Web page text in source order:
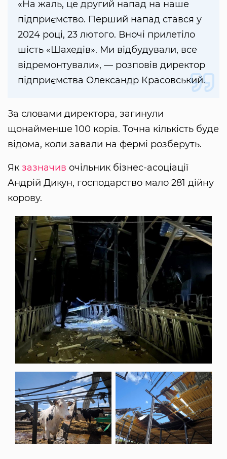
«На жаль, це другий напад на наше
підприємство. Перший напад стався у
2024 році, 23 лютого. Вночі прилетіло
шість «Шахедів». Ми відбудували, все
відремонтували», — розповів директор
підприємства Олександр Красовський.
За словами директора, загинули
щонайменше 100 корів. Точна кількість буде
відома, коли завали на фермі розберуть.
Як зазначив очільник бізнес-асоціації
Андрій Дикун, господарство мало 281 дійну
корову.